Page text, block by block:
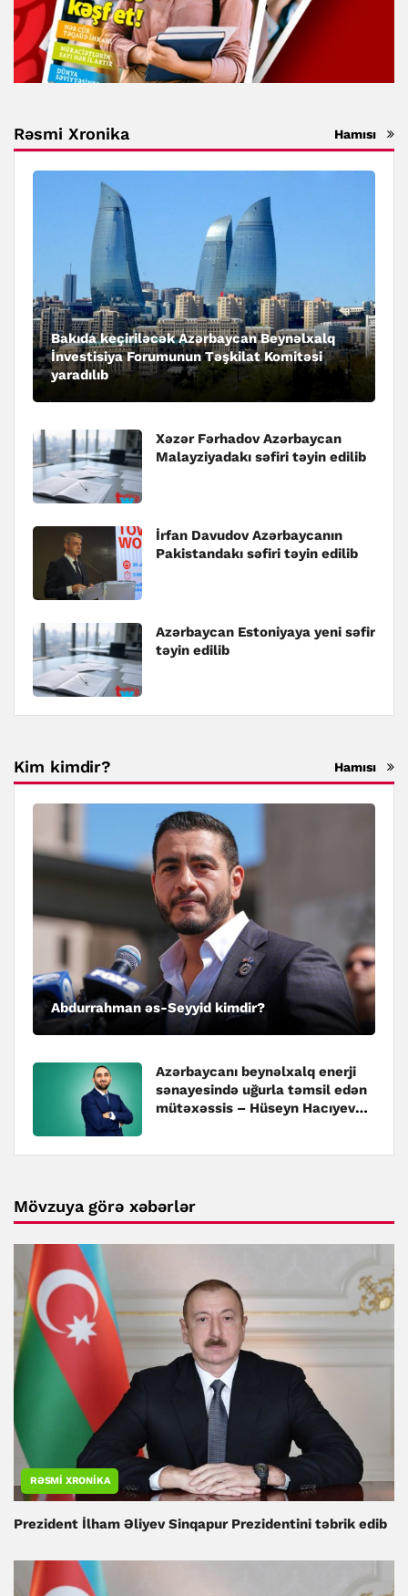
Rəsmi Xronika Hamısı
Bakıda keçiriləcək Azərbaycan Beynəlxalq
İnvestisiya Forumunun Təşkilat Komitəsi
yaradılıb
Xəzər Fərhadov Azərbaycan
Malayziyadakı səfiri təyin edilib
İrfan Davudov Azərbaycanın
Pakistandakı səfiri təyin edilib
Azərbaycan Estoniyaya yeni səfir
təyin edilib
Kim kimdir? Hamısı
Abdurrahman əs-Seyyid kimdir?
Azərbaycanı beynəlxalq enerji
sənayesində uğurla təmsil edən
mütəxəssis – Hüseyn Hacıyev
Mövzuya görə xəbərlər
RƏSMI XRONIKA
Prezident İlham Əliyev Sinqapur Prezidentini təbrik edib